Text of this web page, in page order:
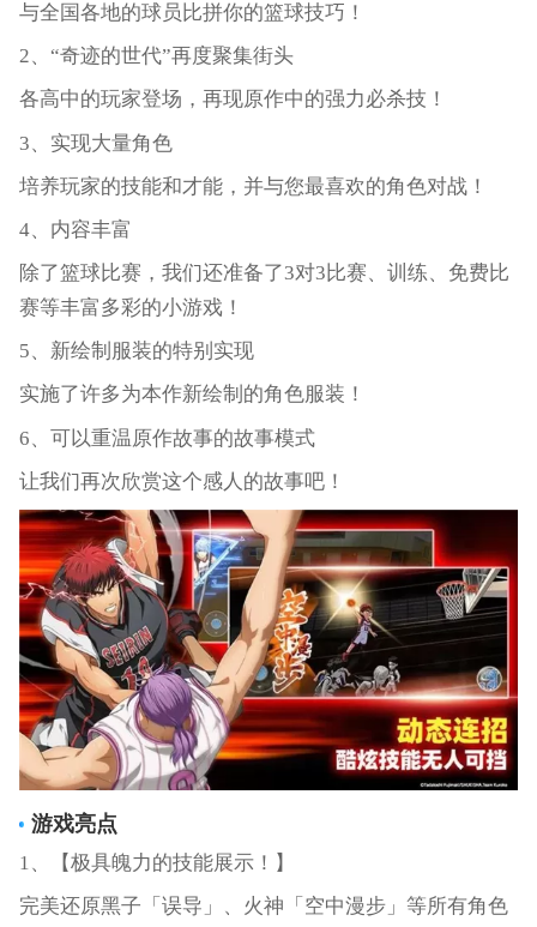
与全国各地的球员比拼你的篮球技巧！
2、“奇迹的世代”再度聚集街头
各高中的玩家登场，再现原作中的强力必杀技！
3、实现大量角色
培养玩家的技能和才能，并与您最喜欢的角色对战！
4、内容丰富
除了篮球比赛，我们还准备了3对3比赛、训练、免费比
赛等丰富多彩的小游戏！
5、新绘制服装的特别实现
实施了许多为本作新绘制的角色服装！
6、可以重温原作故事的故事模式
让我们再次欣赏这个感人的故事吧！
游戏亮点
1、【极具魄力的技能展示！】
完美还原黑子「误导」、火神「空中漫步」等所有角色